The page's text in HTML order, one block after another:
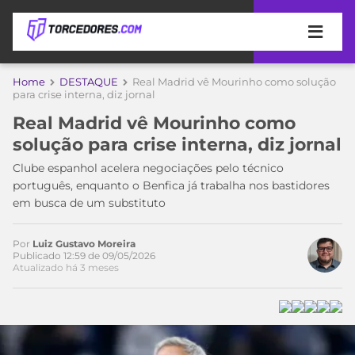
APOSTAS
DE
APOSTA
MELHORES
SITES
DE
APOSTAS
2026
BETBOOM
COPA
DO
MUNDO
MEU
TIME
PALMEIRAS
CAMPEONATOS
SÉRIE
ESPORTIVA
Home DESTAQUE
Real Madrid vê Mourinho como solução
para crise interna, diz jornal
Real Madrid vê Mourinho como
solução para crise interna, diz jornal
Clube espanhol acelera negociações pelo técnico
português, enquanto o Benfica já trabalha nos bastidores
em busca de um substituto
Por Luiz Gustavo Moreira
Publicado 12:59 de 09/05/2026
Atualizado há 3 meses